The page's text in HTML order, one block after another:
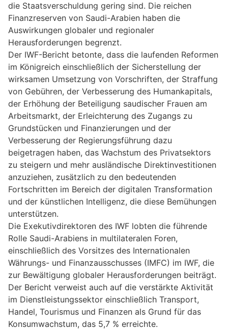
die Staatsverschuldung gering sind. Die reichen
Finanzreserven von Saudi-Arabien haben die
Auswirkungen globaler und regionaler
Herausforderungen begrenzt.
Der IWF-Bericht betonte, dass die laufenden Reformen
im Königreich einschließlich der Sicherstellung der
wirksamen Umsetzung von Vorschriften, der Straffung
von Gebühren, der Verbesserung des Humankapitals,
der Erhöhung der Beteiligung saudischer Frauen am
Arbeitsmarkt, der Erleichterung des Zugangs zu
Grundstücken und Finanzierungen und der
Verbesserung der Regierungsführung dazu
beigetragen haben, das Wachstum des Privatsektors
zu steigern und mehr ausländische Direktinvestitionen
anzuziehen, zusätzlich zu den bedeutenden
Fortschritten im Bereich der digitalen Transformation
und der künstlichen Intelligenz, die diese Bemühungen
unterstützen.
Die Exekutivdirektoren des IWF lobten die führende
Rolle Saudi-Arabiens in multilateralen Foren,
einschließlich des Vorsitzes des Internationalen
Währungs- und Finanzausschusses (IMFC) im IWF, die
zur Bewältigung globaler Herausforderungen beiträgt.
Der Bericht verweist auch auf die verstärkte Aktivität
im Dienstleistungssektor einschließlich Transport,
Handel, Tourismus und Finanzen als Grund für das
Konsumwachstum, das 5,7 % erreichte.